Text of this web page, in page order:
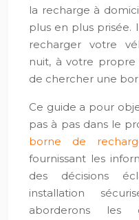
la recharge à
plus en plus prisée.
recharger votre
nuit, à votre propre
de chercher une
Ce guide a pour
pas à pas dans le
borne de
fournissant les
des décisions
installation
aborderons les